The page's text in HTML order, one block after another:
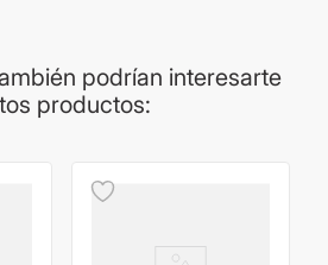
podrían interesarte
productos: